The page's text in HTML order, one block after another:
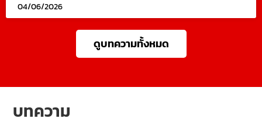
04/06/2026
ดูบทความทั้งหมด
บทความ